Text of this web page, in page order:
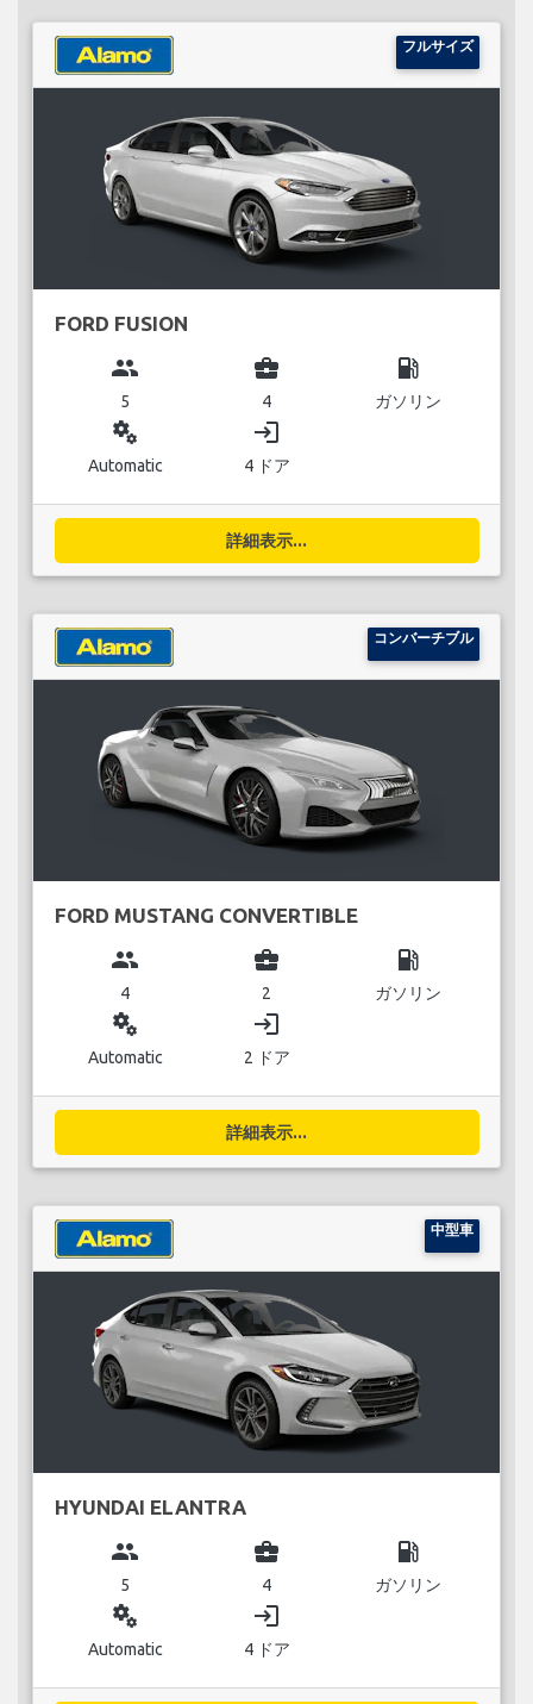
フルサイズ
FORD FUSION
group
5
business_center
4
local_gas_station
ガソリン
miscellaneous_services
Automatic
login
4 ドア
詳細表示...
コンバーチブル
FORD MUSTANG CONVERTIBLE
group
4
business_center
2
local_gas_station
ガソリン
miscellaneous_services
Automatic
login
2 ドア
詳細表示...
中型車
HYUNDAI ELANTRA
group
5
business_center
4
local_gas_station
ガソリン
miscellaneous_services
Automatic
login
4 ドア